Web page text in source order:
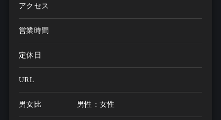
アクセス
営業時間
定休日
URL
男女比 男性：女性